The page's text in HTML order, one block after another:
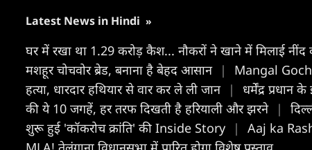
Latest News in Hindi »
घर में रखा था 1.29 करोड़ कैश... नौकरों ने खाने में मिलाई नींद
मशहूर चोचवोर ब्रेड, बनाना है बेहद आसान | Mangal
हत्या, धारदार हथियार से वार कर ले ली जान | धर्मेंद्र प्रधान
की ये 10 जगहें, हर तरफ दिखती है हरियाली और झरने |
शुरू हुई 'कॉकरोच क्रांति' की Inside Story
| Aaj ka